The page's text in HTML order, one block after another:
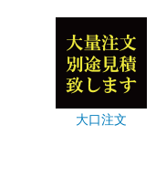
大口注文